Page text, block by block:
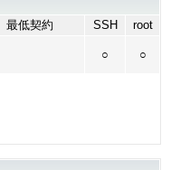
最低契約 SSH root
○ ○